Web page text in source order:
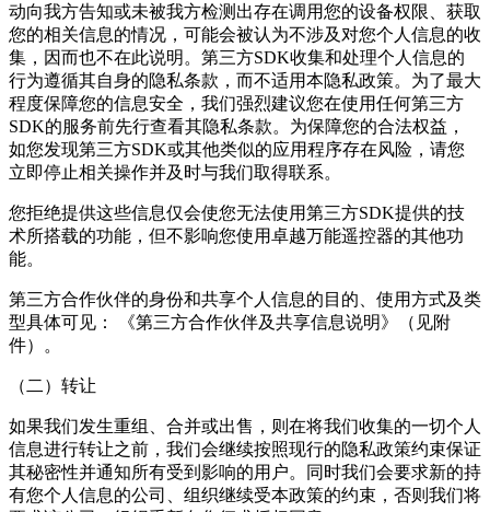
动向我方告知或未被我方检测出存在调用您的设备权限、获取
您的相关信息的情况，可能会被认为不涉及对您个人信息的收
集，因而也不在此说明。第三方SDK收集和处理个人信息的
行为遵循其自身的隐私条款，而不适用本隐私政策。为了最大
程度保障您的信息安全，我们强烈建议您在使用任何第三方
SDK的服务前先行查看其隐私条款。为保障您的合法权益，
如您发现第三方SDK或其他类似的应用程序存在风险，请您
立即停止相关操作并及时与我们取得联系。
您拒绝提供这些信息仅会使您无法使用第三方SDK提供的技
术所搭载的功能，但不影响您使用卓越万能遥控器的其他功
能。
第三方合作伙伴的身份和共享个人信息的目的、使用方式及类
型具体可见： 《第三方合作伙伴及共享信息说明》（见附
件）。
（二）转让
如果我们发生重组、合并或出售，则在将我们收集的一切个人
信息进行转让之前，我们会继续按照现行的隐私政策约束保证
其秘密性并通知所有受到影响的用户。同时我们会要求新的持
有您个人信息的公司、组织继续受本政策的约束，否则我们将